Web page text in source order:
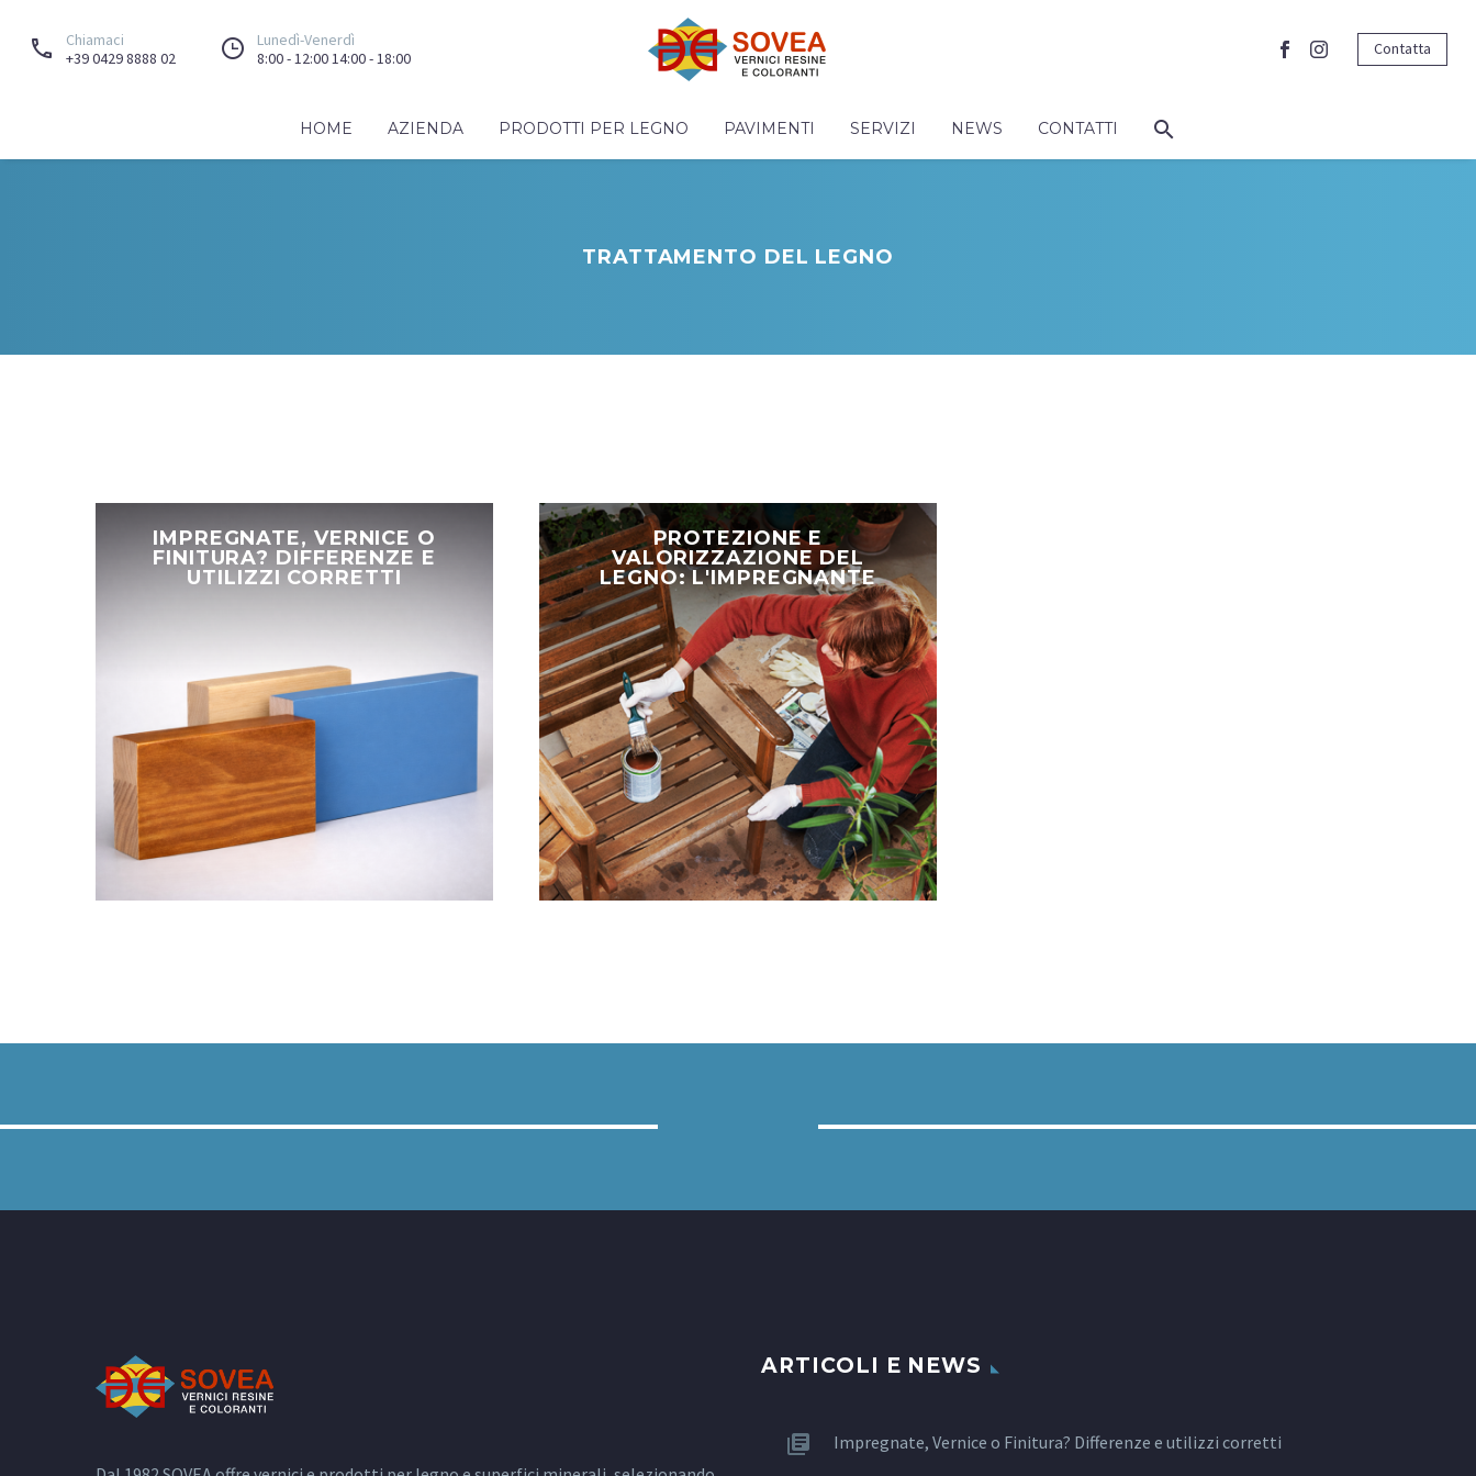


Chiamaci
+39 0429 8888 02


Lunedì-Venerdì
8:00 - 12:00 14:00 - 18:00
Contatta
HOME AZIENDA PRODOTTI PER LEGNO PAVIMENTI SERVIZI NEWS CONTATTI
TRATTAMENTO DEL LEGNO
IMPREGNATE, VERNICE O
FINITURA? DIFFERENZE E
UTILIZZI CORRETTI
Protezione
e
valorizzazione
del
legno:
l'impregnante
PROTEZIONE E
VALORIZZAZIONE DEL
LEGNO: L'IMPREGNANTE
ARTICOLI E NEWS
Impregnate, Vernice o Finitura? Differenze e utilizzi corretti